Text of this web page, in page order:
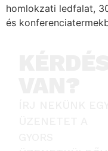
homlokzati ledfalat,
és